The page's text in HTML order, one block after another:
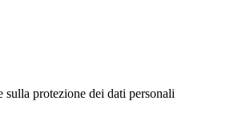
protezione dei dati personali